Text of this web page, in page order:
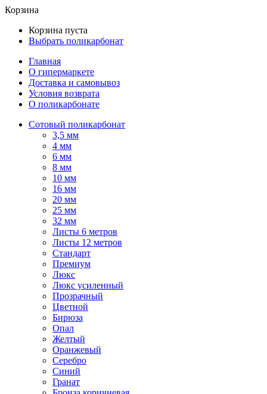
Корзина
Корзина пуста
Выбрать поликарбонат
Главная
О гипермаркете
Доставка и самовывоз
Условия возврата
О поликарбонате
Сотовый поликарбонат
3,5 мм
4 мм
6 мм
8 мм
10 мм
16 мм
20 мм
25 мм
32 мм
Листы 6 метров
Листы 12 метров
Стандарт
Премиум
Люкс
Люкс усиленный
Прозрачный
Цветной
Бирюза
Опал
Желтый
Оранжевый
Серебро
Синий
Гранат